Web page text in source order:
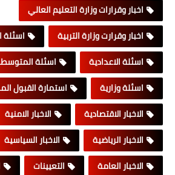
اخبار وقرارات وزارة التعليم العالي
اخبار وقرارت وزارة التربية
اسئلة
اسئلة الاعدادية
اسئلة
اسئلة وزارية
استمارة القبول
الاخبار الاقتصادية
الاخبار الامنية
الاخبار الرياضية
الاخبار السياسية
الاخبار العامة
التعيينات